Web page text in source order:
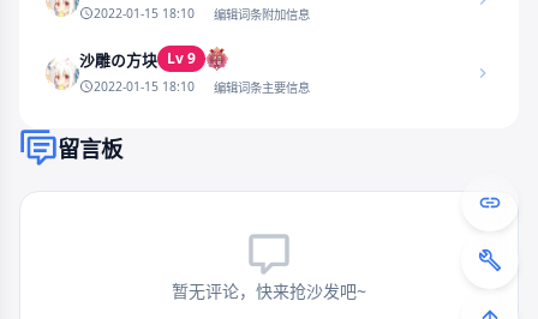
留言板
暂无评论，快来抢沙发吧~
2022-01-15 18:10 编辑词条附加信息
沙雕の方块 Lv 9
2022-01-15 18:10 编辑词条主要信息